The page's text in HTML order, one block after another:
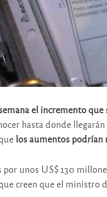
el incremento que
hasta donde
los aumentos podrían
unos US$ 130
creen que el ministro